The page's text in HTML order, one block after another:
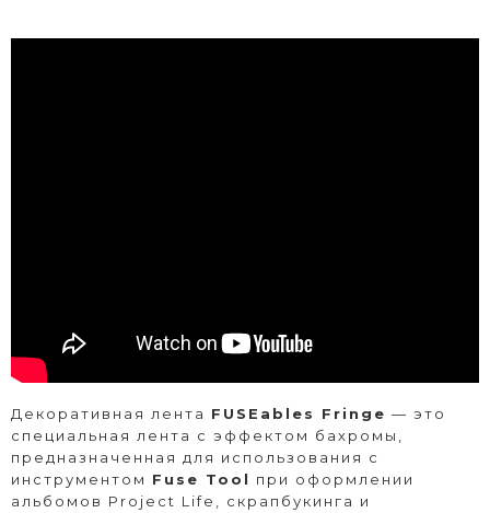
Декоративная лента FUSEables Fringe — это
специальная лента с эффектом бахромы,
предназначенная для использования с
инструментом Fuse Tool при оформлении
альбомов Project Life, скрапбукинга и